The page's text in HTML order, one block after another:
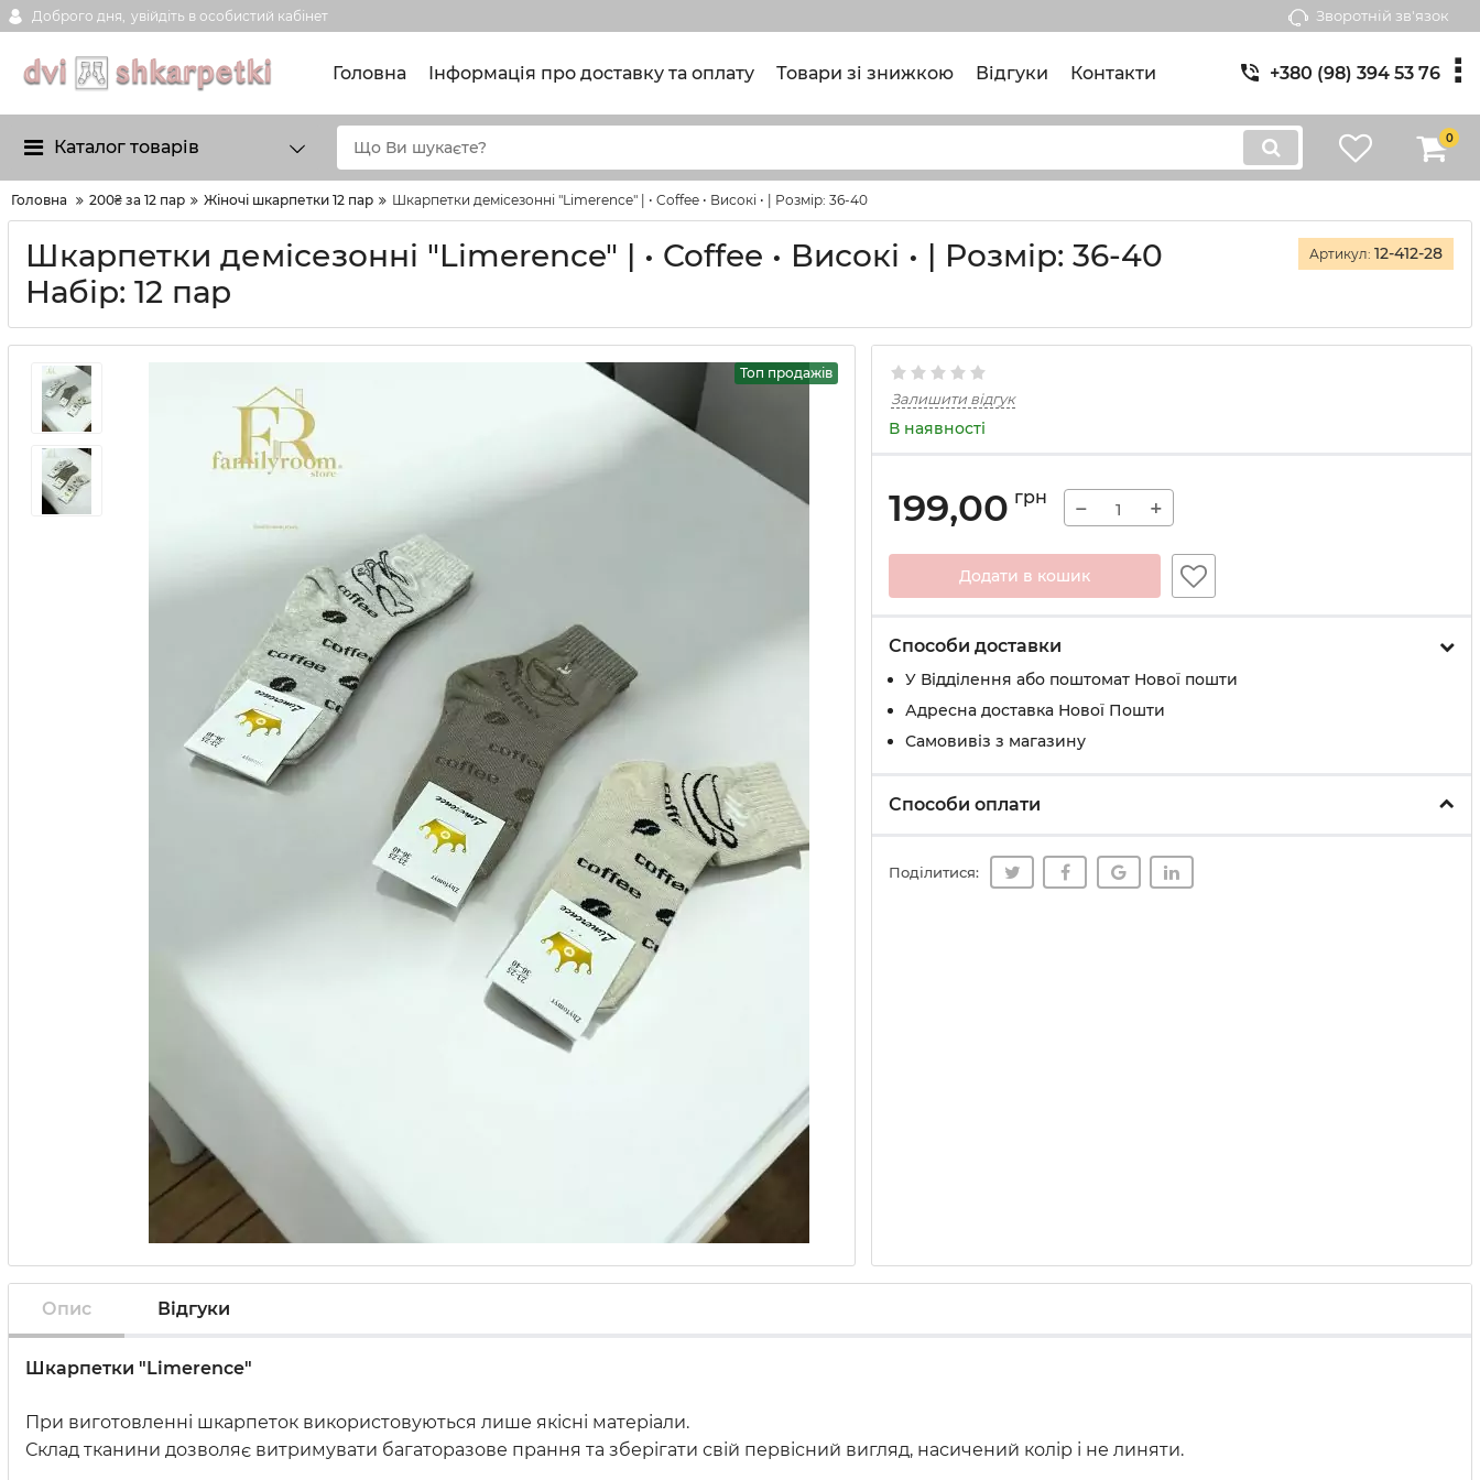
Доброго дня, увійдіть в особистий кабінет Зворотній зв'язок
Головна Інформація про доставку та оплату Товари зі знижкою Відгуки Контакти +380 (98) 394 53 76
Каталог товарів 0
Головна 200₴ за 12 пар Жіночі шкарпетки 12 пар Шкарпетки демісезонні "Limerence" | • Coffee • Високі • | Розмір: 36-40
Шкарпетки демісезонні "Limerence" | • Coffee • Високі • | Розмір: 36-40
Набір: 12 пар
Артикул: 12-412-28
Топ продажів
Залишити відгук
В наявності
199,00 грн − +
Додати в кошик
Способи доставки
У Вiддiлення або поштомат Нової пошти
Адресна доставка Нової Пошти
Самовивіз з магазину
Способи оплати
Поділитися:
Опис Відгуки
Шкарпетки "Limerence"
При виготовленні шкарпеток використовуються лише якісні матеріали.
Склад тканини дозволяє витримувати багаторазове прання та зберігати свій первісний вигляд, насичений колір і не линяти.